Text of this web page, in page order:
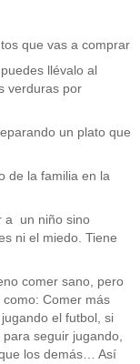
que vas a comprar
llévalo al
verduras por
un plato que
de la familia en la
a un niño sino
ni el miedo. Tiene
comer sano, pero
Comer más
el futbol, si
seguir jugando,
los demás… Así